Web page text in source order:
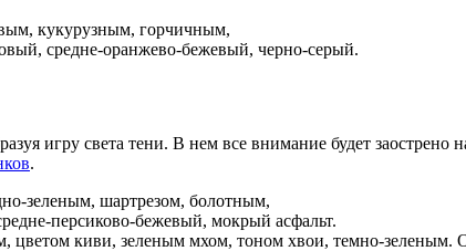
кукурузным, горчичным,
средне-оранжево-бежевый, черно-серый.
игру света тени. В нем все внимание будет
.
зеленым, шартрезом, болотным,
персиково-бежевый, мокрый асфальт.
цветом киви, зеленым мхом, тоном хвои, темно-зеленым.